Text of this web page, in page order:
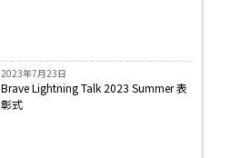
2023年7月23日
Brave Lightning Talk 2023 Summer 表
彰式